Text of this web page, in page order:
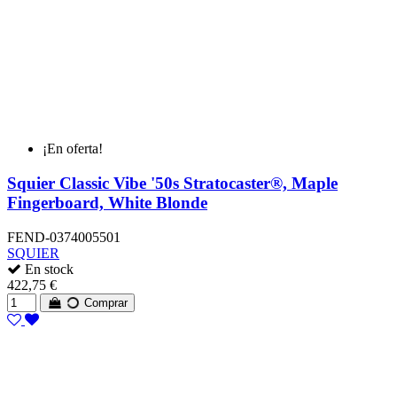
¡En oferta!
Squier Classic Vibe '50s Stratocaster®, Maple
Fingerboard, White Blonde
FEND-0374005501
SQUIER
En stock
422,75 €
Comprar